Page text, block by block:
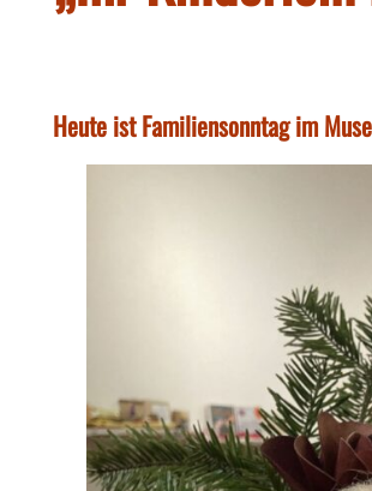
Heute ist Familiensonntag im